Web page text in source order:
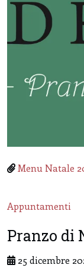
Menu Natale
Appuntamenti
Pranzo di
25 dicembre